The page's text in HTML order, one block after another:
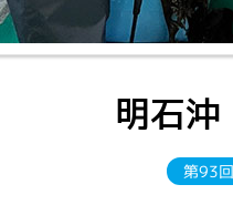
明石
第93